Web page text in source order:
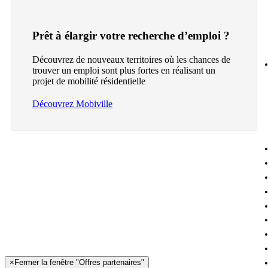
Prêt à élargir votre recherche d’emploi ?
Découvrez de nouveaux territoires où les chances de
trouver un emploi sont plus fortes en réalisant un
projet de mobilité résidentielle
Découvrez Mobiville
× Fermer la fenêtre "Offres partenaires"